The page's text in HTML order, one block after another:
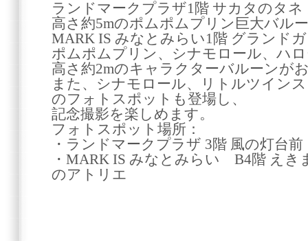
ランドマークプラザ1階 サカタのタ
高さ約5mのポムポムプリン巨大バル
MARK IS みなとみらい1階 グランド
ポムポムプリン、シナモロール、ハ
高さ約2mのキャラクターバルーンが
また、シナモロール、リトルツイン
のフォトスポットも登場し、
記念撮影を楽しめます。
フォトスポット場所：
・ランドマークプラザ 3階 風の灯台前
・MARK IS みなとみらい B4階 え
のアトリエ